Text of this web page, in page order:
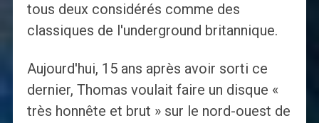
tous deux considérés comme des
classiques de l'underground britannique.
Aujourd'hui, 15 ans après avoir sorti ce
dernier, Thomas voulait faire un disque «
très honnête et brut » sur le nord-ouest de